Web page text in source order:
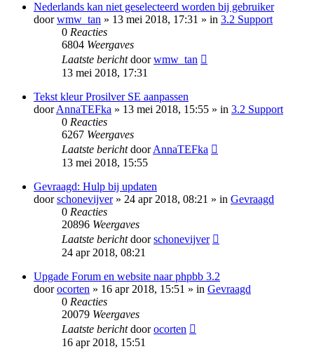
Nederlands kan niet geselecteerd worden bij gebruiker
doorwmw_tan » 13 mei 2018, 17:31 » in 3.2 Support
0 Reacties
6804 Weergaves
Laatste berichtdoorwmw_tan
13 mei 2018, 17:31
Tekst kleur Prosilver SE aanpassen
doorAnnaTEFka » 13 mei 2018, 15:55 » in 3.2 Support
0 Reacties
6267 Weergaves
Laatste berichtdoorAnnaTEFka
13 mei 2018, 15:55
Gevraagd: Hulp bij updaten
doorschonevijver» 24 apr 2018, 08:21 » in Gevraagd
0 Reacties
20896 Weergaves
Laatste berichtdoorschonevijver
24 apr 2018, 08:21
Upgade Forum en website naar phpbb 3.2
doorocorten » 16 apr 2018, 15:51 » in Gevraagd
0 Reacties
20079 Weergaves
Laatste berichtdoorocorten
16 apr 2018, 15:51